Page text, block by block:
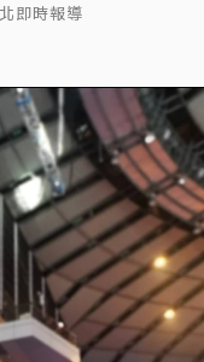
即時報導